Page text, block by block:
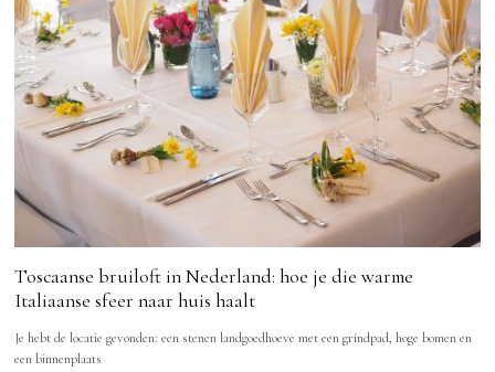
Toscaanse bruiloft in Nederland: hoe je die warme
Italiaanse sfeer naar huis haalt
Je hebt de locatie gevonden: een stenen landgoedhoeve met een grindpad, hoge bomen en
een binnenplaats